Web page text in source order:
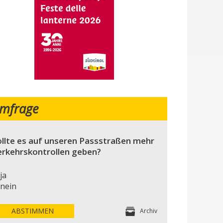
es auf unseren Passstraßen mehr
geben?
ja
nein
ABSTIMMEN Archiv